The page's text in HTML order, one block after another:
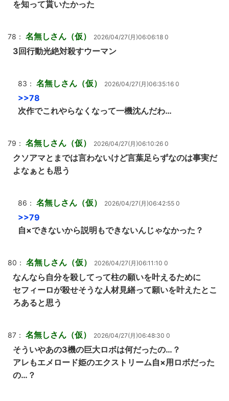
を知って貰いたかった
78： 名無しさん（仮） 2026/04/27(月)06:06:18 0
3回行動光絶対殺すウーマン
83： 名無しさん（仮） 2026/04/27(月)06:35:16 0
>>78
次作でこれやらなくなって一機沈んだわ…
79： 名無しさん（仮） 2026/04/27(月)06:10:26 0
クソアマとまでは言わないけど言葉足らずなのは事実だ
よなぁとも思う
86： 名無しさん（仮） 2026/04/27(月)06:42:55 0
>>79
自×できないから説明もできないんじゃなかった？
80： 名無しさん（仮） 2026/04/27(月)06:11:10 0
なんなら自分を殺してって柱の願いを叶えるために
セフィーロが殺せそうな人材見繕って願いを叶えたとこ
ろあると思う
87： 名無しさん（仮） 2026/04/27(月)06:48:30 0
そういやあの3機の巨大ロボは何だったの…？
アレもエメロード姫のエクストリーム自×用ロボだった
の…？